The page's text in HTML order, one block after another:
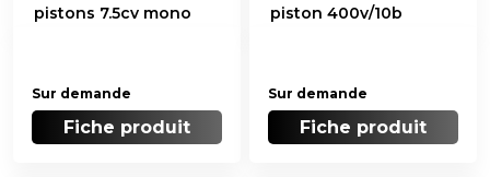
pistons 7.5cv mono
Sur demande
Fiche produit
piston 400v/10b
Sur demande
Fiche produit